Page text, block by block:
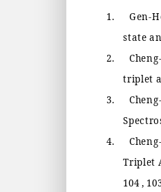
1. Gen-
state
2.
triplet
3.
4.
Triplet
104 ,